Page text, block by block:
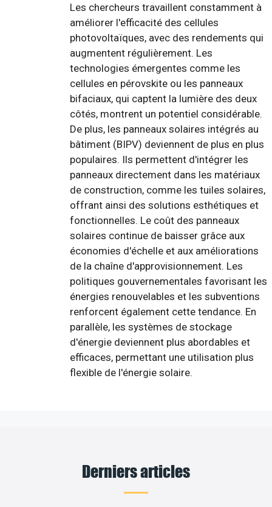
Les chercheurs travaillent constamment à
améliorer l'efficacité des cellules
photovoltaïques, avec des rendements qui
augmentent régulièrement. Les
technologies émergentes comme les
cellules en pérovskite ou les panneaux
bifaciaux, qui captent la lumière des deux
côtés, montrent un potentiel considérable.
De plus, les panneaux solaires intégrés au
bâtiment (BIPV) deviennent de plus en plus
populaires. Ils permettent d'intégrer les
panneaux directement dans les matériaux
de construction, comme les tuiles solaires,
offrant ainsi des solutions esthétiques et
fonctionnelles. Le coût des panneaux
solaires continue de baisser grâce aux
économies d'échelle et aux améliorations
de la chaîne d'approvisionnement. Les
politiques gouvernementales favorisant les
énergies renouvelables et les subventions
renforcent également cette tendance. En
parallèle, les systèmes de stockage
d'énergie deviennent plus abordables et
efficaces, permettant une utilisation plus
flexible de l'énergie solaire.
Derniers articles